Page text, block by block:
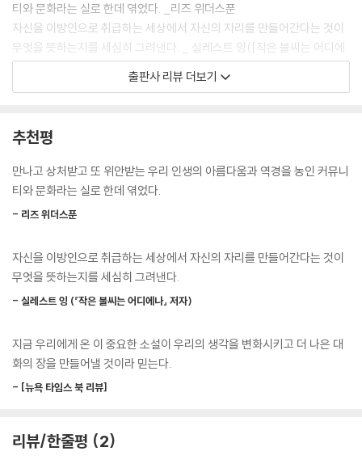
물속에 있는 것처럼 들려?
엄마의 무심한 질문이 통역사의 손끝을 통해 전해졌다.
몰라요. 물속에서 어떻게 들리는지 모르니까요.
러니까 그의 걸음걸이, 안정감, 뼛속 깊이 새겨져 있을 집안 대대로 내려온
그녀는 생각했다. 오스틴의 아늑한 품에 기대자 찰리는 그와 함께 있고 싶
어졌다. 오스틴이 지닌 지식, 움직일 때마다 손에서 흘러나오는 당당함, 행
운, 반짝이는 눈빛, 그리고 할 수만 있다면 그가 가진 것 전부를 산 채로 삼
--- p.211
오스틴이 어깨를 으쓱하고는 손을 뻗어 찰리의 눈앞에 내려온 머리칼을 쓸
닐 것 같았다.
너에 대해 더 많이 알고 싶어. 정말이야.
그래서 말인데 진짜 중요한 질문이
--- p.250
티와 문화라는 실로 한데 엮었다. _리즈 위더스푼
자신을 이방인으로 취급하는 세상에서 자신의 자리를 만들어간다는 것이
무엇을 뜻하는지를 세심히 그려낸다. _ 실레스트 잉([작은 불씨는 어디에
나] 저자)
지금 우리에게 온 이 중요한 소설이 우리의 생각을 변화시키고 더 나은 대
폐쇄적인 농인 커뮤니티와 인공와우 이식 수술 문제, 수어 교육을 둘러싼
뿌리 깊은 갈등을 한 편의 신랄하고 유쾌한 하이틴 드라마로 녹여낸 장편
소설 『트루 비즈』가 위즈덤하우스에서 출간되었다. 제목 ‘트루 비즈’는 “이
당사자인 저자는 경험을 기반으로 취재를 거듭하여, 그동안 농인과 수어를
미국의 낙후된 도시 오하이오주 콜슨에 20세기부터 자리해온 리버밸리 농
인학교. 찰리는 부모님의 이혼으로 일반 고등학교를 떠나 이곳으로 전학을
른’조차 만나본 적 없었다. 청인 사회에 섞여 지내며 인공와우를 통한 듣기
와 구화(농인이 입술의 움직임과 표정으로 상대의 말을 이해하고 발성 연
리버밸리 농인학교는 완전히 새로운 세계다. 수어를 하지 못하는 찰리는
자녀)인 학교장 페브러리는 학교의 ‘왕자님’인 오스틴을 멘토로 붙여준다.
출판사 리뷰 더보기
추천평
만나고 상처받고 또 위안받는 우리 인생의 아름다움과 역경을 농인 커뮤니
티와 문화라는 실로 한데 엮었다.
- 리즈 위더스푼
자신을 이방인으로 취급하는 세상에서 자신의 자리를 만들어간다는 것이
무엇을 뜻하는지를 세심히 그려낸다.
- 실레스트 잉 (『작은 불씨는 어디에나』 저자)
지금 우리에게 온 이 중요한 소설이 우리의 생각을 변화시키고 더 나은 대
화의 장을 만들어낼 것이라 믿는다.
- [뉴욕 타임스 북 리뷰]
리뷰/한줄평 2